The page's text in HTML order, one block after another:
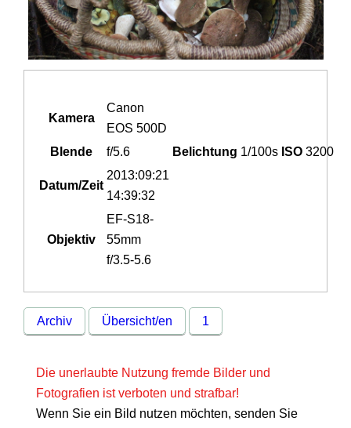
Kamera
Canon
EOS 500D
Blende
f/5.6 Belichtung 1/100s ISO 3200
Datum/Zeit
2013:09:21
14:39:32
Objektiv
EF-S18-
55mm
f/3.5-5.6
Archiv Übersicht/en 1
Die unerlaubte Nutzung fremde Bilder und
Fotografien ist verboten und strafbar!
Wenn Sie ein Bild nutzen möchten, senden Sie